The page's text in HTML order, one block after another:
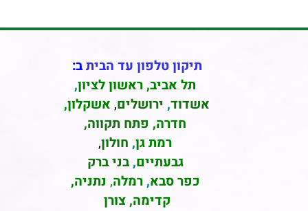
תיקון טלפון עד הביתב:
תל אביב, ראשון לציון,
אשדוד, ירושלים, אשקלון,
חדרה, פתח תקווה,
רמת גן, חולון,
גבעתיים,בני ברק
כפר סבא,רמלה, נתניה,
קדימה, צורן